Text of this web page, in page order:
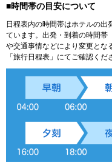
■時間帯の目安について
日程表内の時間帯はホテルの出
ています。出発・到着の時間帯
や交通事情などにより変更とな
「旅行日程表」にてご確認くだ